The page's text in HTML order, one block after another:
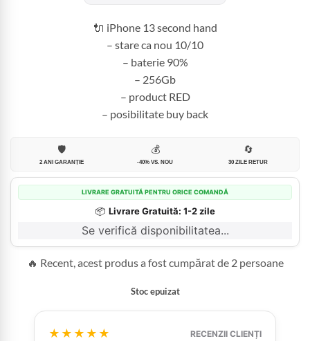
🔌 iPhone 13 second hand
– stare ca nou 10/10
– baterie 90%
– 256Gb
– product RED
– posibilitate buy back
🛡️
2 ANI GARANȚIE
💰
-40% VS. NOU
🔄
30 ZILE RETUR
LIVRARE GRATUITĂ PENTRU ORICE COMANDĂ
📦 Livrare Gratuită: 1-2 zile
Se verifică disponibilitatea...
🔥 Recent, acest produs a fost cumpărat de 2 persoane
Stoc epuizat
★★★★★ RECENZII CLIENȚI